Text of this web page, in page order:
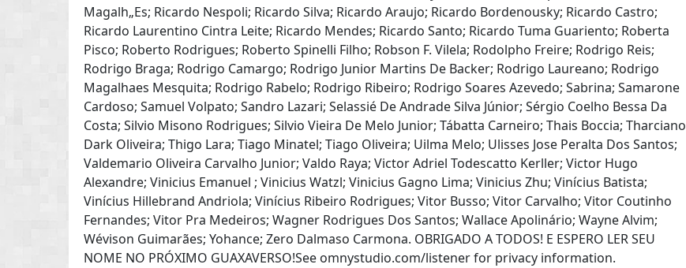
Magalh„Es; Ricardo Nespoli; Ricardo Silva; Ricardo Araujo; Ricardo Bordenousky; Ricardo Castro;
Ricardo Laurentino Cintra Leite; Ricardo Mendes; Ricardo Santo; Ricardo Tuma Guariento; Roberta
Pisco; Roberto Rodrigues; Roberto Spinelli Filho; Robson F. Vilela; Rodolpho Freire; Rodrigo Reis;
Rodrigo Braga; Rodrigo Camargo; Rodrigo Junior Martins De Backer; Rodrigo Laureano; Rodrigo
Magalhaes Mesquita; Rodrigo Rabelo; Rodrigo Ribeiro; Rodrigo Soares Azevedo; Sabrina; Samarone
Cardoso; Samuel Volpato; Sandro Lazari; Selassié De Andrade Silva Júnior; Sérgio Coelho Bessa Da
Costa; Silvio Misono Rodrigues; Silvio Vieira De Melo Junior; Tábatta Carneiro; Thais Boccia; Tharciano
Dark Oliveira; Thigo Lara; Tiago Minatel; Tiago Oliveira; Uilma Melo; Ulisses Jose Peralta Dos Santos;
Valdemario Oliveira Carvalho Junior; Valdo Raya; Victor Adriel Todescatto Kerller; Victor Hugo
Alexandre; Vinicius Emanuel ; Vinicius Watzl; Vinicius Gagno Lima; Vinicius Zhu; Vinícius Batista;
Vinícius Hillebrand Andriola; Vinícius Ribeiro Rodrigues; Vitor Busso; Vitor Carvalho; Vitor Coutinho
Fernandes; Vitor Pra Medeiros; Wagner Rodrigues Dos Santos; Wallace Apolinário; Wayne Alvim;
Wévison Guimarães; Yohance; Zero Dalmaso Carmona. OBRIGADO A TODOS! E ESPERO LER SEU
NOME NO PRÓXIMO GUAXAVERSO!See omnystudio.com/listener for privacy information.